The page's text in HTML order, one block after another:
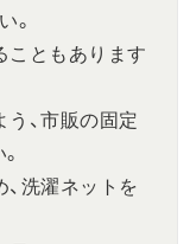
。
こともあります
、市販の固定
洗濯ネットを